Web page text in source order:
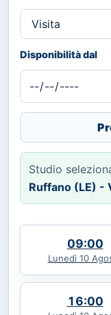
Disponibilità dal
Studio
Ruffano (LE) -
09:00
Lunedì 10
16:00